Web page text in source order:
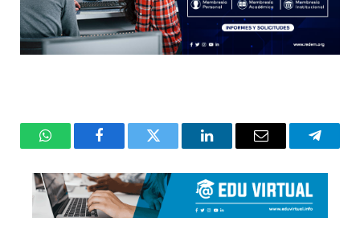
WhatsAppFacebookTwitter LinkedInEmail